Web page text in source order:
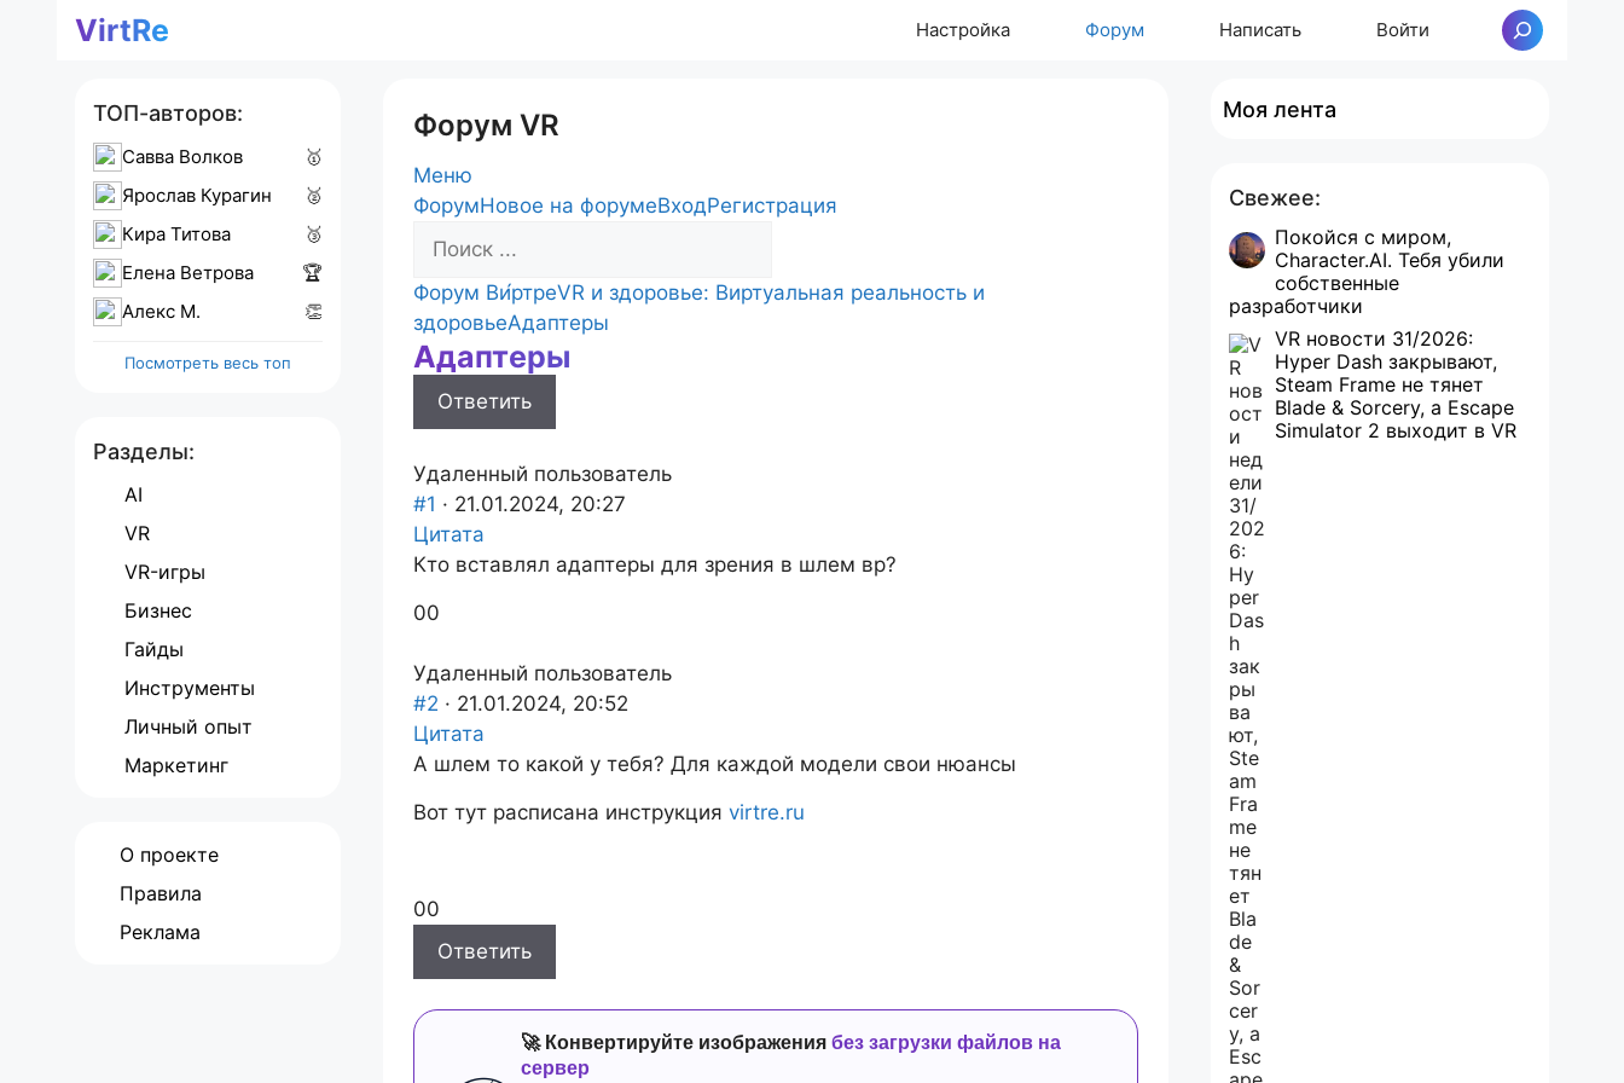
ПерейтиVirtRe Настройка Форум Написать Войти Поиск
Форум VR
Меню
Навигация
Форума
ФорумНовое на форумеВходРегистрация
Форум
breadcrumbs
-
Вы
здесь:
Форум Ви́ртреVR и здоровье: Виртуальная реальность и
здоровьеАдаптеры
Адаптеры
Ответить
Удаленный пользователь
#1 · 21.01.2024, 20:27
Цитата
Кто вставлял адаптеры для зрения в шлем вр?
Голосуйте
палец
вниз.
0Голосуйте
палец
вверх.
0
Удаленный пользователь
#2 · 21.01.2024, 20:52
Цитата
А шлем то какой у тебя? Для каждой модели свои нюансы
Вот тут расписана инструкция virtre.ru
Голосуйте
0Голосуйте
0
Ответить
🚀 Конвертируйте изображения без загрузки файлов на
сервер
ТОП-авторов:
Савва Волков
🥇
Ярослав Курагин
🥈
Кира Титова
🥉
Елена Ветрова
🏆
Алекс M.
👏
Посмотреть весь топ
Разделы:
AI
VR
VR-игры
Бизнес
Гайды
Инструменты
Личный опыт
Маркетинг
О проекте
Правила
Реклама
Моя лента
Свежее:
Покойся с миром,
Character.AI. Тебя убили
собственные
разработчики
VR новости 31/2026:
Hyper Dash закрывают,
Steam Frame не тянет
Blade & Sorcery, а Escape
Simulator 2 выходит в VR